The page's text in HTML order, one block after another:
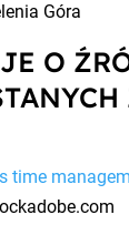
Góra
O
time